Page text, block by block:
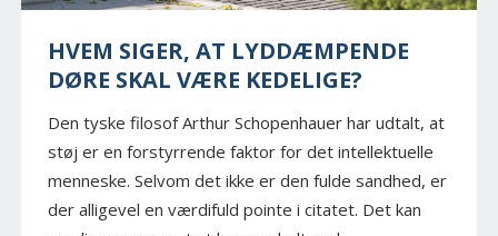
HVEM SIGER, AT LYDDÆMPENDE
DØRE SKAL VÆRE KEDELIGE?
Den tyske filosof Arthur Schopenhauer har udtalt, at
støj er en forstyrrende faktor for det intellektuelle
menneske. Selvom det ikke er den fulde sandhed, er
der alligevel en værdifuld pointe i citatet. Det kan